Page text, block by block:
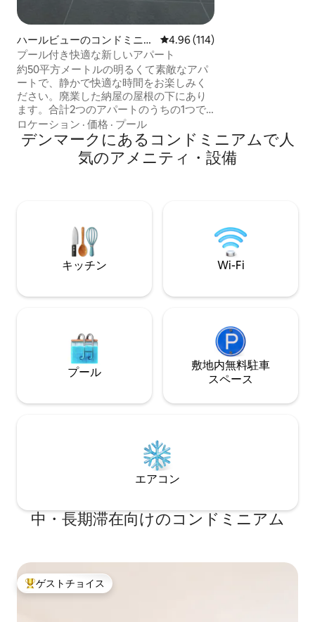
ハールビューのコンドミニア
ム
レビュー114件、5つ星中4.96つ
4.96 (114)
プール付き快適な新しいアパート
約50平方メートルの明るくて素敵なアパ
ートで、静かで快適な時間をお楽しみく
ださい。廃業した納屋の屋根の下にあり
ます。合計2つのアパートのうちの1つで
す。2021年建設。寝室2部屋、ソファベッ
ド付きのリビング、フルキッチン、専用
バスルーム。共用プールへのアクセス。
田舎の純粋な牧歌的な場所ですが、良い
す。ファイバーネットとテレビパッケー
ジ。2025年新着：テーブルサッカー、卓
球、レトロゲーム機を備えたゲームルー
ロケーション · 価格 · プール
デンマークにあるコンドミニアムで人
気のアメニティ・設備
キッチン Wi-Fi
プール
敷地内無料駐⁠車
ス⁠ペ⁠ー⁠ス
エアコン
中・長期滞在向けのコンドミニアム
大好評のゲストチョイスです。
ゲストチョイス